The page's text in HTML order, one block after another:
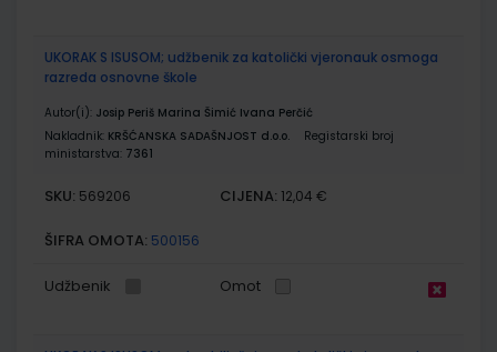
UKORAK S ISUSOM; udžbenik za katolički vjeronauk osmoga
razreda osnovne škole
Autor(i): Josip Periš Marina Šimić Ivana Perčić
Nakladnik: KRŠĆANSKA SADAŠNJOST d.o.o.
Registarski broj
ministarstva: 7361
SKU: 569206 CIJENA: 12,04 €
ŠIFRA OMOTA: 500156
Udžbenik Omot